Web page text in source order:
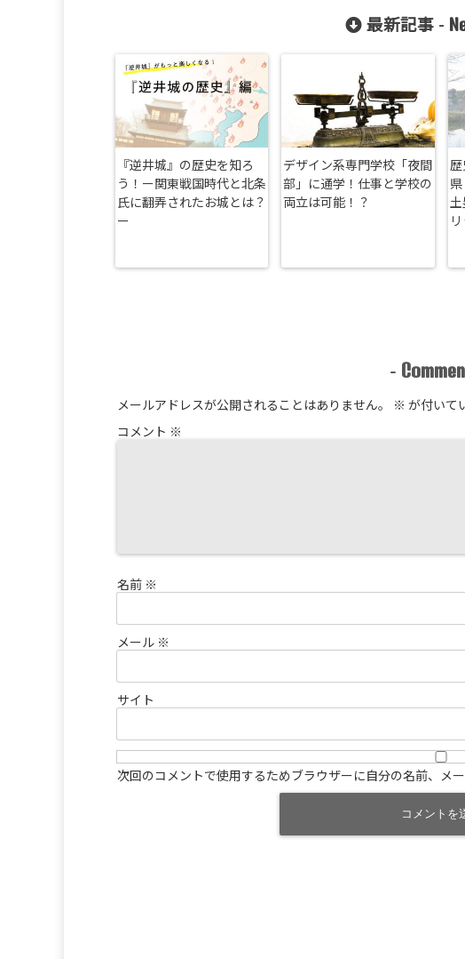
最新記事 -
『逆井城』の歴史を知ろ
う！ー関東戦国時代と北条
氏に翻弄されたお城とは？
ー
デザイン系専門学校「夜間
部」に通学！仕事と学校の
両立は可能！？
歴
県
土
-
メールアドレスが公開されることはありません。 ※ が付いて
コメント ※
名前 ※
メール ※
サイト
次回のコメントで使用するためブラウザーに自分の名前、メ